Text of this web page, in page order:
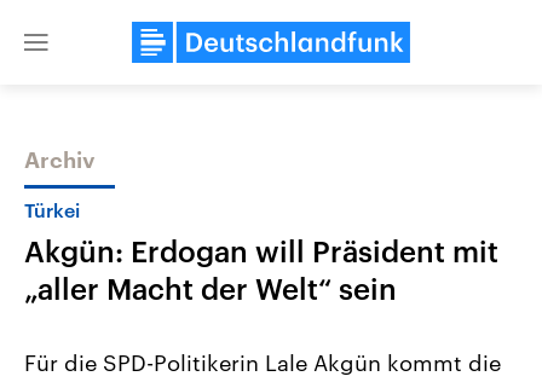
Close
Themen
Archiv
Türkei
Akgün: Erdogan will Präsident mit
„aller Macht der Welt“ sein
Für die SPD-Politikerin Lale Akgün kommt die